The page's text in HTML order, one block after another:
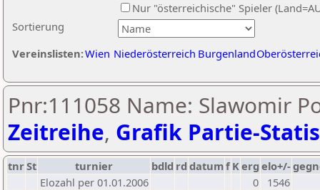
Sortierung
Nur "österreichische" Spieler
Vereinslisten:Wien Niederösterreich Burgenland
Pnr:111058 Name: Slawomir
Zeitreihe, Grafik Partie-
tnrSt turnier bdld rd datumf Kerg elo+/-
Elozahl per 01.01.2006
0
1546